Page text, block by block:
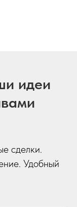
идеи
сделки.
Удобный